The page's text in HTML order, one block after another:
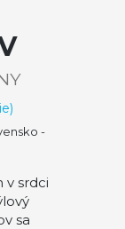
-
v srdci
sa